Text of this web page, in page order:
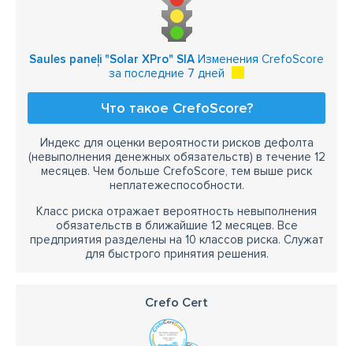
Saules paneļi "Solar XPro" SIA Изменения CrefoScore
за последние 7 дней
Что такое CrefoScore?
Индекс для оценки вероятности рисков дефолта
(невыполнения денежных обязательств) в течение 12
месяцев. Чем больше CrefoScore, тем выше риск
неплатежеспособности.
Класс риска отражает вероятность невыполнения
обязательств в ближайшие 12 месяцев. Все
предприятия разделены на 10 классов риска. Служат
для быстрого принятия решения.
Crefo Cert